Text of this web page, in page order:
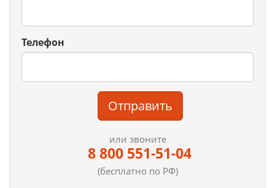
Телефон
Отправить
или звоните
8 800 551-51-04
(бесплатно по РФ)